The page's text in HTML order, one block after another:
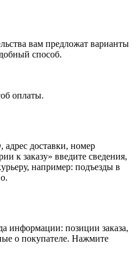
вам предложат варианты
способ.
оплаты.
доставки, номер
к заказу» введите сведения,
например: подъезды в
информации: позиции заказа,
о покупателе. Нажмите